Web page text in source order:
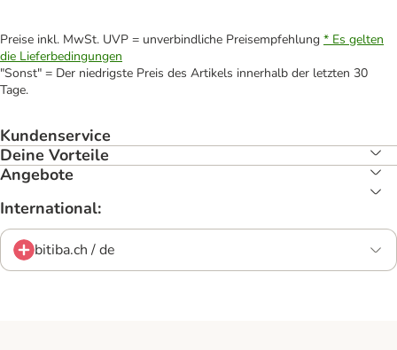
Preise inkl. MwSt. UVP = unverbindliche Preisempfehlung * Es gelten
die Lieferbedingungen
"Sonst" = Der niedrigste Preis des Artikels innerhalb der letzten 30
Tage.
Kundenservice
Deine Vorteile
Angebote
International:
bitiba.ch / de